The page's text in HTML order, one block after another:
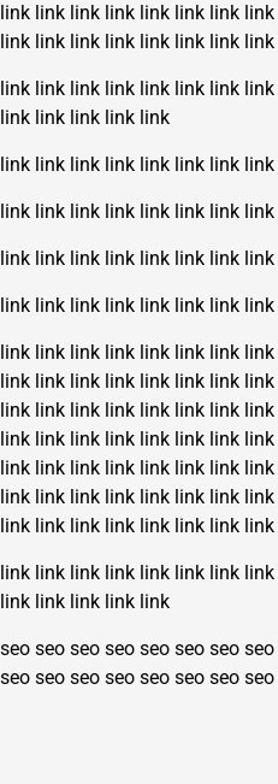
link link link link link link link link
link link link link link link link link
link link link link link link link link
link link link link link
link link link link link link link link
link link link link link link link link
link link link link link link link link
link link link link link link link link
link link link link link link link link
link link link link link link link link
link link link link link link link link
link link link link link link link link
link link link link link link link link
link link link link link link link link
link link link link link link link link
link link link link link link link link
link link link link link
seo seo seo seo seo seo seo seo
seo seo seo seo seo seo seo seo